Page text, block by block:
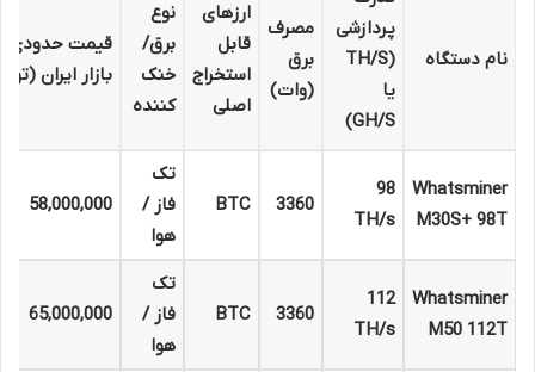
نام دستگاه
پردازشی
(TH/S
یا
GH/S)
مصرف
برق
(وات)
ارزهای
قابل
استخراج
اصلی
نوع
برق/
خنک
کننده
قیمت حدودی
بازار ایران
Whatsminer
M30S+ 98T
98
TH/s
3360
BTC
تک
فاز /
هوا
58,000,000
Whatsminer
M50 112T
112
TH/s
3360
BTC
تک
فاز /
هوا
65,000,000